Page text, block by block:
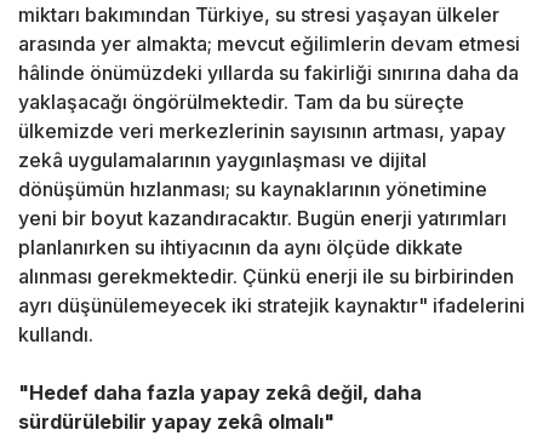
miktarı bakımından Türkiye, su stresi yaşayan ülkeler
arasında yer almakta; mevcut eğilimlerin devam etmesi
hâlinde önümüzdeki yıllarda su fakirliği sınırına daha da
yaklaşacağı öngörülmektedir. Tam da bu süreçte
ülkemizde veri merkezlerinin sayısının artması, yapay
zekâ uygulamalarının yaygınlaşması ve dijital
dönüşümün hızlanması; su kaynaklarının yönetimine
yeni bir boyut kazandıracaktır. Bugün enerji yatırımları
planlanırken su ihtiyacının da aynı ölçüde dikkate
alınması gerekmektedir. Çünkü enerji ile su birbirinden
ayrı düşünülemeyecek iki stratejik kaynaktır" ifadelerini
kullandı.
"Hedef daha fazla yapay zekâ değil, daha
sürdürülebilir yapay zekâ olmalı"